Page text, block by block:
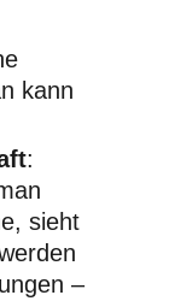
kann
:
sieht
–